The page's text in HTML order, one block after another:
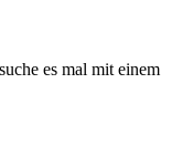
es mal mit einem